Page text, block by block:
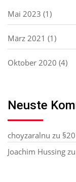
Mai 2023 (1)
März 2021 (1)
Oktober 2020 (4)
Neuste
choyzaralnu zu
Joachim Hussing zu